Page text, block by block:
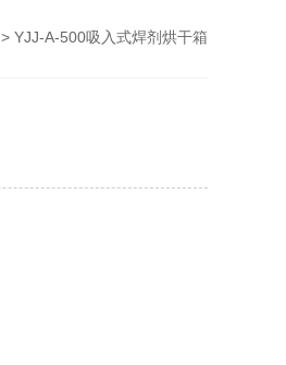
> YJJ-A-500吸入式焊剂烘干箱